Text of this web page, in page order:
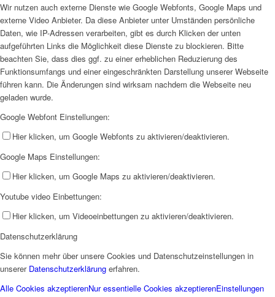
Wir nutzen auch externe Dienste wie Google Webfonts, Google Maps und
externe Video Anbieter. Da diese Anbieter unter Umständen persönliche
Daten, wie IP-Adressen verarbeiten, gibt es durch Klicken der unten
aufgeführten Links die Möglichkeit diese Dienste zu blockieren. Bitte
beachten Sie, dass dies ggf. zu einer erheblichen Reduzierung des
Funktionsumfangs und einer eingeschränkten Darstellung unserer Webseite
führen kann. Die Änderungen sind wirksam nachdem die Webseite neu
geladen wurde.
Google Webfont Einstellungen:
Hier klicken, um Google Webfonts zu aktivieren/deaktivieren.
Google Maps Einstellungen:
Hier klicken, um Google Maps zu aktivieren/deaktivieren.
Youtube video Einbettungen:
Hier klicken, um Videoeinbettungen zu aktivieren/deaktivieren.
Datenschutzerklärung
Sie können mehr über unsere Cookies und Datenschutzeinstellungen in
unserer Datenschutzerklärung erfahren.
Alle Cookies akzeptierenNur essentielle Cookies akzeptierenEinstellungen